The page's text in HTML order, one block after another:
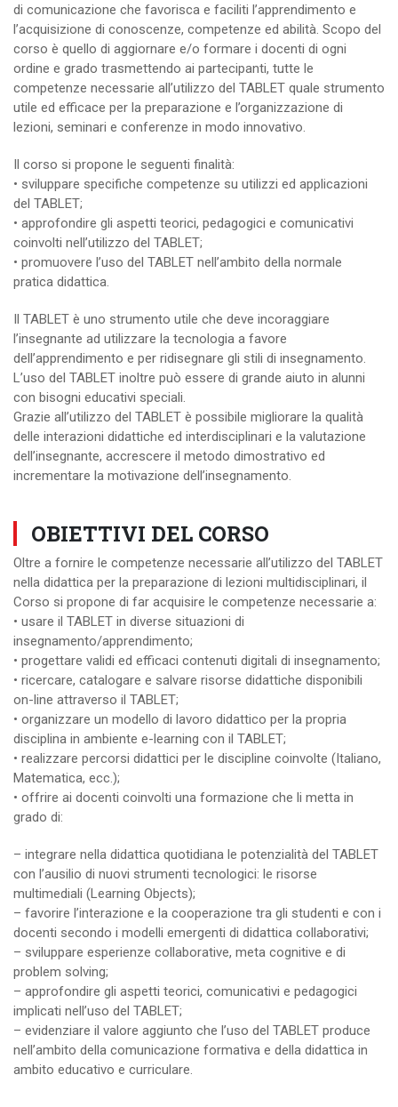
di comunicazione che favorisca e faciliti l’apprendimento e
l’acquisizione di conoscenze, competenze ed abilità. Scopo del
corso è quello di aggiornare e/o formare i docenti di ogni
ordine e grado trasmettendo ai partecipanti, tutte le
competenze necessarie all’utilizzo del TABLET quale strumento
utile ed efficace per la preparazione e l’organizzazione di
lezioni, seminari e conferenze in modo innovativo.
Il corso si propone le seguenti finalità:
• sviluppare specifiche competenze su utilizzi ed applicazioni
del TABLET;
• approfondire gli aspetti teorici, pedagogici e comunicativi
coinvolti nell’utilizzo del TABLET;
• promuovere l’uso del TABLET nell’ambito della normale
pratica didattica.
Il TABLET è uno strumento utile che deve incoraggiare
l’insegnante ad utilizzare la tecnologia a favore
dell’apprendimento e per ridisegnare gli stili di insegnamento.
L’uso del TABLET inoltre può essere di grande aiuto in alunni
con bisogni educativi speciali.
Grazie all’utilizzo del TABLET è possibile migliorare la qualità
delle interazioni didattiche ed interdisciplinari e la valutazione
dell’insegnante, accrescere il metodo dimostrativo ed
incrementare la motivazione dell’insegnamento.
OBIETTIVI DEL CORSO
Oltre a fornire le competenze necessarie all’utilizzo del TABLET
nella didattica per la preparazione di lezioni multidisciplinari, il
Corso si propone di far acquisire le competenze necessarie a:
• usare il TABLET in diverse situazioni di
insegnamento/apprendimento;
• progettare validi ed efficaci contenuti digitali di insegnamento;
• ricercare, catalogare e salvare risorse didattiche disponibili
on-line attraverso il TABLET;
• organizzare un modello di lavoro didattico per la propria
disciplina in ambiente e-learning con il TABLET;
• realizzare percorsi didattici per le discipline coinvolte (Italiano,
Matematica, ecc.);
• offrire ai docenti coinvolti una formazione che li metta in
grado di:
– integrare nella didattica quotidiana le potenzialità del TABLET
con l’ausilio di nuovi strumenti tecnologici: le risorse
multimediali (Learning Objects);
– favorire l’interazione e la cooperazione tra gli studenti e con i
docenti secondo i modelli emergenti di didattica collaborativi;
– sviluppare esperienze collaborative, meta cognitive e di
problem solving;
– approfondire gli aspetti teorici, comunicativi e pedagogici
implicati nell’uso del TABLET;
– evidenziare il valore aggiunto che l’uso del TABLET produce
nell’ambito della comunicazione formativa e della didattica in
ambito educativo e curriculare.